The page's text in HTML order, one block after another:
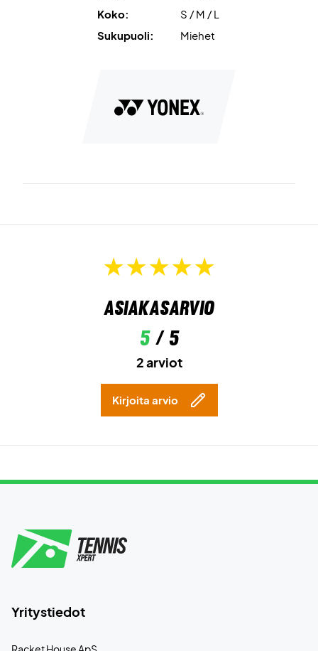
Koko:
S / M / L
Sukupuoli:
Miehet
Asiakasarvio
5/ 5
2 arviot
Kirjoita arvio
Yritystiedot